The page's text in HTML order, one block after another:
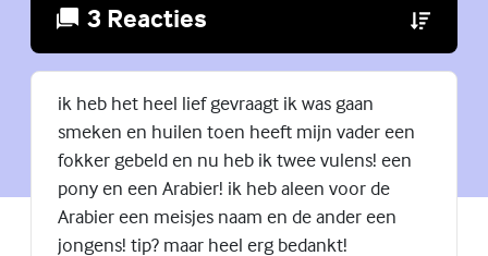
3 Reacties (Externe
ik heb het heel lief gevraagt ik was gaan
smeken en huilen toen heeft mijn vader een
fokker gebeld en nu heb ik twee vulens! een
pony en een Arabier! ik heb aleen voor de
Arabier een meisjes naam en de ander een
jongens! tip? maar heel erg bedankt!